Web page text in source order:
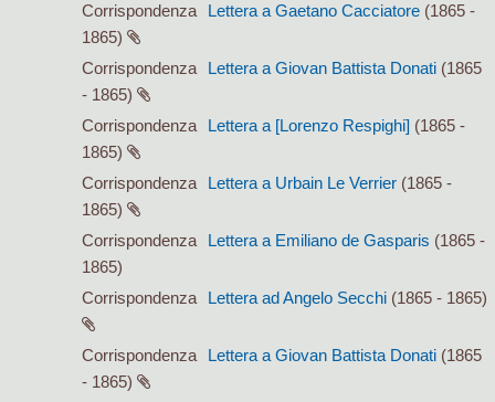
Corrispondenza
Lettera a Gaetano Cacciatore (1865 -
1865)
Corrispondenza
Lettera a Giovan Battista Donati (1865
- 1865)
Corrispondenza
Lettera a [Lorenzo Respighi] (1865 -
1865)
Corrispondenza
Lettera a Urbain Le Verrier (1865 -
1865)
Corrispondenza
Lettera a Emiliano de Gasparis (1865 -
1865)
Corrispondenza
Lettera ad Angelo Secchi (1865 - 1865)
Corrispondenza Lettera a Giovan Battista Donati (1865
- 1865)